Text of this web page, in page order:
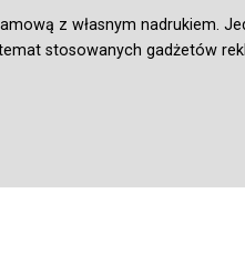
z własnym nadrukiem.
stosowanych gadżetów